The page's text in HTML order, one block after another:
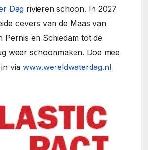
Dag rivieren schoon. In 2027
oevers van de Maas van
Pernis en Schiedam tot de
weer schoonmaken. Doe mee
via www.wereldwaterdag.nl